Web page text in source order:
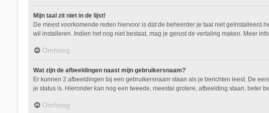
Mijn taal zit niet in de lijst!
De meest voorkomende reden hiervoor is dat de beheerder je taal niet geïnstalleerd
wil installeren. Indien het nog niet bestaat, mag je gerust de vertaling maken. Meer
Omhoog
Wat zijn de afbeeldingen naast mijn gebruikersnaam?
Er kunnen 2 afbeeldingen bij een gebruikersnaam staan als je berichten leest. De
je status is. Hieronder kan nog een tweede, meestal grotere, afbeelding staan, beter
Omhoog